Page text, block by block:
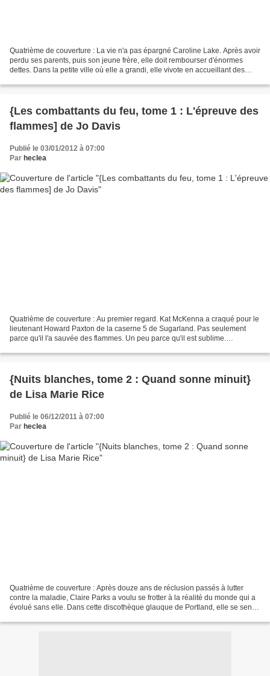
Quatrième de couverture : La vie n'a pas épargné Caroline Lake. Après avoir
perdu ses parents, puis son jeune frère, elle doit rembourser d'énormes
dettes. Dans la petite ville où elle a grandi, elle vivote en accueillant des
{Les combattants du feu, tome 1 : L'épreuve des
flammes] de Jo Davis
Publié le 03/01/2012 à 07:00
Par heclea
Quatrième de couverture : Au premier regard. Kat McKenna a craqué pour le
lieutenant Howard Paxton de la caserne 5 de Sugarland. Pas seulement
parce qu'il l'a sauvée des flammes. Un peu parce qu'il est sublime.
{Nuits blanches, tome 2 : Quand sonne minuit}
de Lisa Marie Rice
Publié le 06/12/2011 à 07:00
Par heclea
Quatrième de couverture : Après douze ans de réclusion passés à lutter
contre la maladie, Claire Parks a voulu se frotter à la réalité du monde qui a
évolué sans elle. Dans cette discothèque glauque de Portland, elle se sent